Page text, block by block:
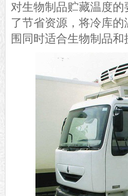
对生物制品贮藏温度
了节省资源，将冷库的
围同时适合生物制品和